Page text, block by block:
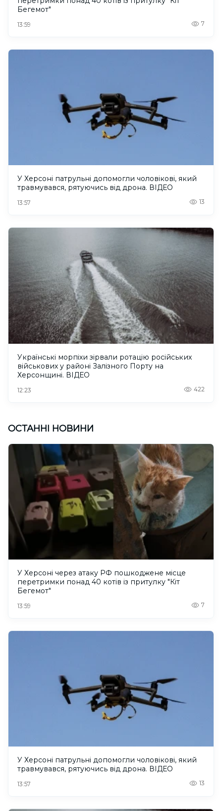
Бегемот"
13:59 7
У Херсоні патрульні допомогли чоловікові, який
травмувався, рятуючись від дрона. ВІДЕО
13:57 13
Українські морпіхи зірвали ротацію російських
військових у районі Залізного Порту на
Херсонщині. ВІДЕО
12:23 422
ОСТАННІ НОВИНИ
У Херсоні через атаку РФ пошкоджене місце
перетримки понад 40 котів із притулку "Кіт
Бегемот"
13:59 7
У Херсоні патрульні допомогли чоловікові, який
травмувався, рятуючись від дрона. ВІДЕО
13:57 13